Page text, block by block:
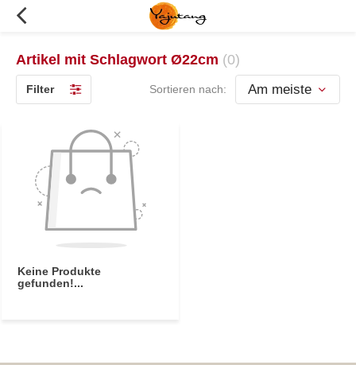
Artikel mit Schlagwort Ø22cm (0)
Filter Sortieren nach:
Keine Produkte
gefunden!...